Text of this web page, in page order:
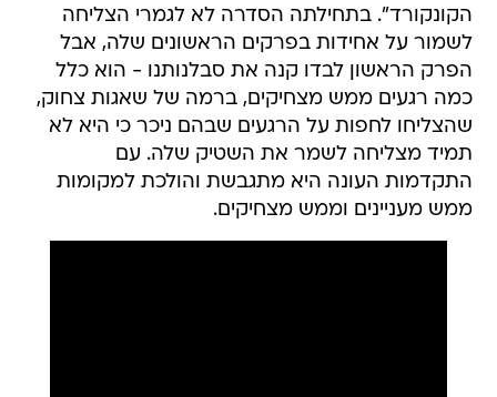
הקונקורד". בתחילתה הסדרה לא לגמרי הצליחה
לשמור על אחידות בפרקים הראשונים שלה, אבל
הפרק הראשון לבדו קנה את סבלנותנו - הוא כלל
כמה רגעים ממש מצחיקים, ברמה של שאגות צחוק,
שהצליחו לחפות על הרגעים שבהם ניכר כי היא לא
תמיד מצליחה לשמר את השטיק שלה. עם
התקדמות העונה היא מתגבשת והולכת למקומות
ממש מעניינים וממש מצחיקים.